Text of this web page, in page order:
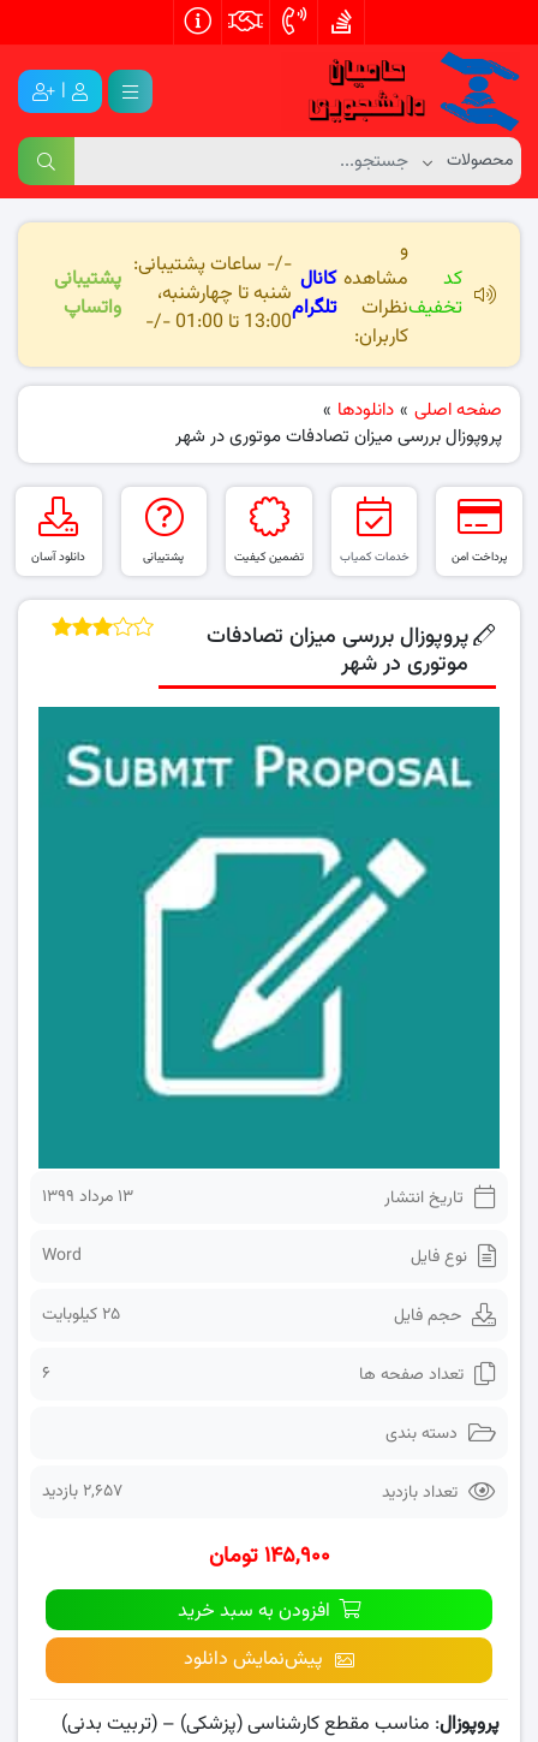
|
کد
تخفیف
و
مشاهده
نظرات
کاربران:
کانال
تلگرام
-/- ساعات پشتیبانی:
شنبه تا چهارشنبه،
13:00 تا 01:00 -/-
پشتیبانی
واتساپ
صفحه اصلی » دانلودها »
پروپوزال بررسی میزان تصادفات موتوری در شهر
پرداخت امن خدمات کمیاب تضمین کیفیت پشتیبانی دانلود آسان
پروپوزال بررسی میزان تصادفات
موتوری در شهر
تاریخ انتشار ۱۳ مرداد ۱۳۹۹
نوع فایل Word
حجم فایل 25 کیلوبایت
تعداد صفحه ها 6
دسته بندی
تعداد بازدید 2,657 بازدید
۱۴۵,۹۰۰ تومان
افزودن به سبد خرید
پیش‌نمایش دانلود
پروپوزال: مناسب مقطع کارشناسی (پزشکی) – (تربیت بدنی)